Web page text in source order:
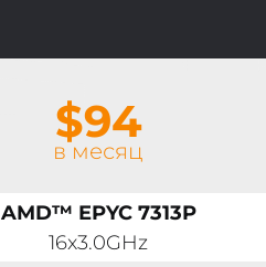
$94
в месяц
AMD™ EPYC 7313P
16x3.0GHz